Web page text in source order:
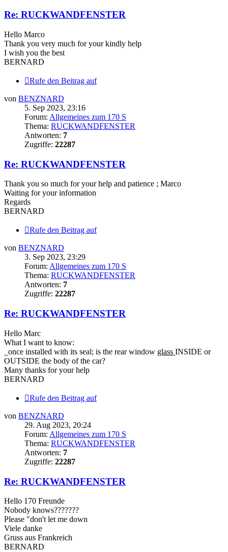
Re: RUCKWANDFENSTER
Hello Marco
Thank you very much for your kindly help
I wish you the best
BERNARD
Rufe den Beitrag auf
von BENZNARD
5. Sep 2023, 23:16
Forum: Allgemeines zum 170 S
Thema: RUCKWANDFENSTER
Antworten: 7
Zugriffe: 22287
Re: RUCKWANDFENSTER
Thank you so much for your help and patience ; Marco
Waiting for your information
Regards
BERNARD
Rufe den Beitrag auf
von BENZNARD
3. Sep 2023, 23:29
Forum: Allgemeines zum 170 S
Thema: RUCKWANDFENSTER
Antworten: 7
Zugriffe: 22287
Re: RUCKWANDFENSTER
Hello Marc
What I want to know:
_once installed with its seal; is the rear window glass INSIDE or
OUTSIDE the body of the car?
Many thanks for your help
BERNARD
Rufe den Beitrag auf
von BENZNARD
29. Aug 2023, 20:24
Forum: Allgemeines zum 170 S
Thema: RUCKWANDFENSTER
Antworten: 7
Zugriffe: 22287
Re: RUCKWANDFENSTER
Hello 170 Freunde
Nobody knows???????
Please "don't let me down
Viele danke
Gruss aus Frankreich
BERNARD